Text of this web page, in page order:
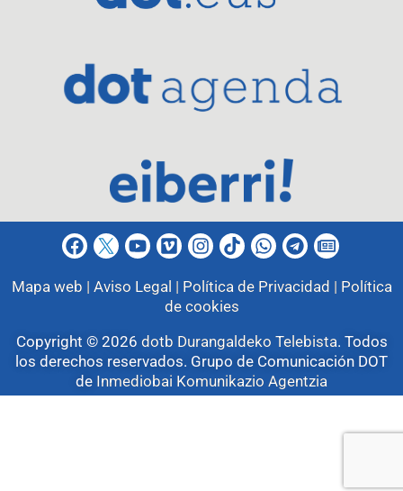
Mapa web | Aviso Legal | Política de Privacidad | Política
de cookies
Copyright © 2026 dotb Durangaldeko Telebista. Todos
los derechos reservados. Grupo de Comunicación DOT
de Inmediobai Komunikazio Agentzia